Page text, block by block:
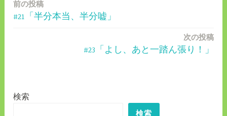
投
ー
前の投稿
#21「半分本当、半分嘘」
次の投稿
#23「よし、あと一踏ん張り！」
検索
検索